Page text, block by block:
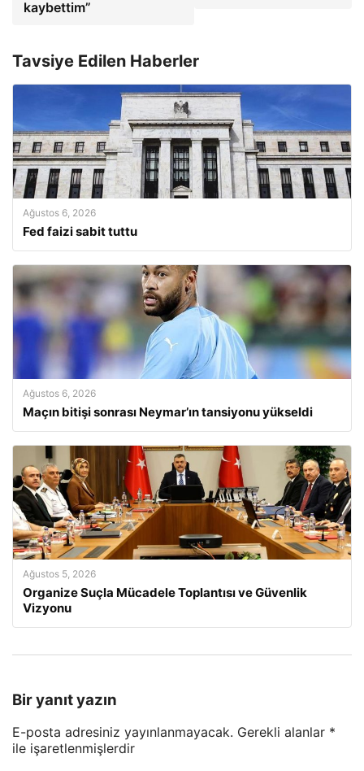
kaybettim”
Tavsiye Edilen Haberler
Ağustos 6, 2026
Fed faizi sabit tuttu
Ağustos 6, 2026
Maçın bitişi sonrası Neymar’ın tansiyonu yükseldi
Ağustos 5, 2026
Organize Suçla Mücadele Toplantısı ve Güvenlik
Vizyonu
Bir yanıt yazın
E-posta adresiniz yayınlanmayacak. Gerekli alanlar *
ile işaretlenmişlerdir